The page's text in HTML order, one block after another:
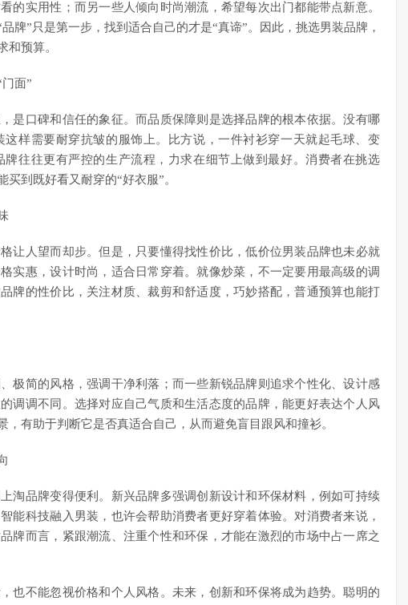
的实用性；而另一些人倾向时尚潮流，希望每次出门都能带点新意。
牌”只是第一步，找到适合自己的才是“真谛”。因此，挑选男装品牌，
和预算。
面”
是口碑和信任的象征。而品质保障则是选择品牌的根本依据。没有哪
样需要耐穿抗皱的服饰上。比方说，一件衬衫穿一天就起毛球、变
往往更有严控的生产流程，力求在细节上做到最好。消费者在挑选
到既好看又耐穿的“好衣服”。
让人望而却步。但是，只要懂得找性价比，低价位男装品牌也未必就
实惠，设计时尚，适合日常穿着。就像炒菜，不一定要用最高级的调
牌的性价比，关注材质、裁剪和舒适度，巧妙搭配，普通预算也能打
极简的风格，强调干净利落；而一些新锐品牌则追求个性化、设计感
调调不同。选择对应自己气质和生活态度的品牌，能更好表达个人风
有助于判断它是否真适合自己，从而避免盲目跟风和撞衫。
淘品牌变得便利。新兴品牌多强调创新设计和环保材料，例如可持续
能科技融入男装，也许会帮助消费者更好穿着体验。对消费者来说，
牌而言，紧跟潮流、注重个性和环保，才能在激烈的市场中占一席之
也不能忽视价格和个人风格。未来，创新和环保将成为趋势。聪明的